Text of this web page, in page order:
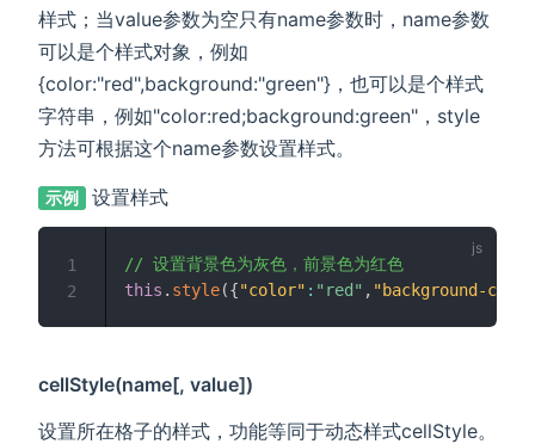
样式；当value参数为空只有name参数时，name参数
可以是个样式对象，例如
{color:"red",background:"green"}，也可以是个样式
字符串，例如"color:red;background:green"，style
方法可根据这个name参数设置样式。
示例 设置样式
// 设置背景色为灰色，前景色为红色
this . style({"color" : "red" , "background-
1
2
cellStyle(name[, value])
设置所在格子的样式，功能等同于动态样式cellStyle。